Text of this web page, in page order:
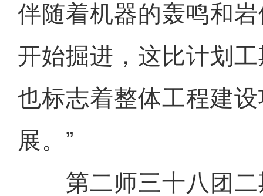
伴随着机器的轰鸣和
开始掘进，这比计划
也标志着整体工程建
展。”
第二师三十八团二